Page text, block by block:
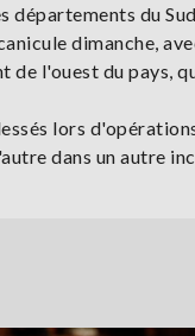
départements du
dimanche,
de l'ouest du pays,
lors
dans un autre